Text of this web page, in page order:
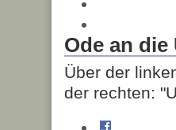
Ode an
Über der
der rechten: